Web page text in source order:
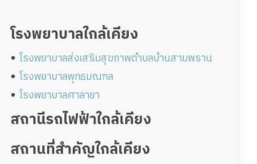
โรงพยาบาลใกล้เคียง
โรงพยาบาลส่งเสริมสุขภาพตำบลบ้านสามพราน
โรงพยาบาลพุทธมณฑล
โรงพยาบาลศาลายา
สถานีรถไฟฟ้าใกล้เคียง
สถานที่สำคัญใกล้เคียง